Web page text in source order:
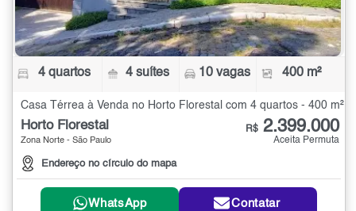
4 quartos 4 suítes 10 vagas 400 m²
Casa Térrea à Venda no Horto Florestal com 4 quartos - 400 m²
Horto Florestal
Zona Norte - São Paulo
Endereço no círculo do mapa
R$ 2.399.000
Aceita Permuta
WhatsApp Contatar